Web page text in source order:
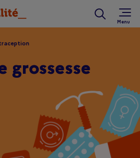
grossesse